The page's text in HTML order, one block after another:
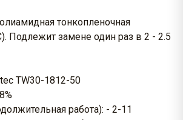
тонкопленочная
Подлежит замене один раз в 2 - 2.5
TW30-1812-50
работа): - 2-11